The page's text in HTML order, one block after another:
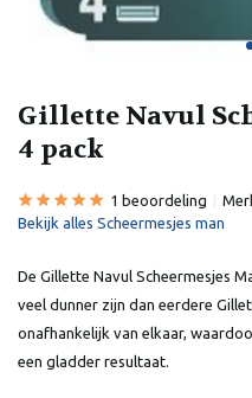
Gillette Navul
4 pack
1 beoordeling
Bekijk alles Scheermesjes man
De Gillette Navul Scheermesjes
veel dunner zijn dan eerdere
onafhankelijk van elkaar,
een gladder resultaat.